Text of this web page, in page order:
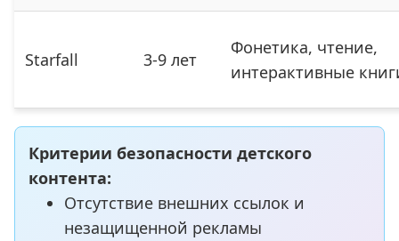
Starfall 3-9 лет
Фонетика, чтение,
интерактивные
Критерии безопасности детского
контента:
Отсутствие внешних ссылок и
незащищенной рекламы